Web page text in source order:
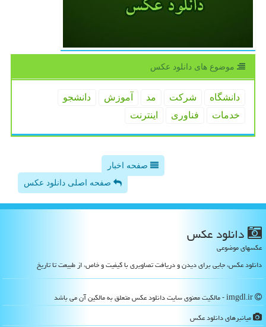
موضوع های دانلود عكس
دانشگاه شركت مد آموزش
دانشجو
خدمات
فناوری اینترنت
صفحه اخبار
صفحه اصلی دانلود عکس
دانلود عكس
عکسهای موضوعی
دانلود عکس، جایی برای دیدن و دریافت تصاویری با کیفیت و خاص، از طبیعت تا تاریخ
میانبرهای دانلود عكس